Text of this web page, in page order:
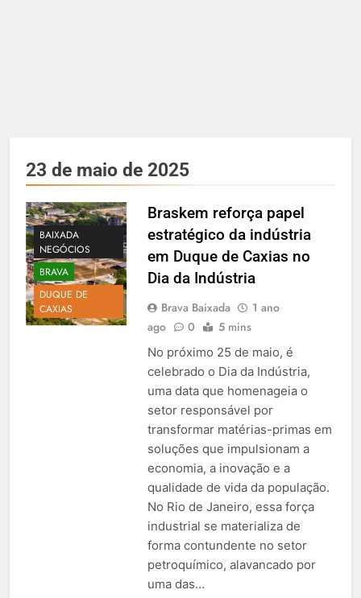
23 de maio de 2025
BAIXADA
NEGÓCIOS
BRAVA
DUQUE DE
CAXIAS
Braskem reforça papel
estratégico da indústria
em Duque de Caxias no
Dia da Indústria
Brava Baixada
1 ano
ago
0 5 mins
No próximo 25 de maio, é
celebrado o Dia da Indústria,
uma data que homenageia o
setor responsável por
transformar matérias-primas em
soluções que impulsionam a
economia, a inovação e a
qualidade de vida da população.
No Rio de Janeiro, essa força
industrial se materializa de
forma contundente no setor
petroquímico, alavancado por
uma das…